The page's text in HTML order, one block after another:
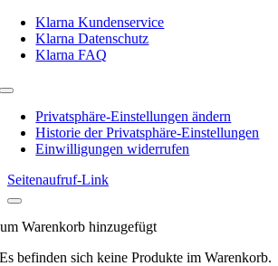
Klarna Kundenservice
Klarna Datenschutz
Klarna FAQ
Toggle
NavigationPrivatsphäre-Einstellungen ändern
Historie der Privatsphäre-Einstellungen
Einwilligungen widerrufen
Seitenaufruf-Link
Warenkorb hinzugefügt
Es befinden sich keine Produkte im Warenkorb.